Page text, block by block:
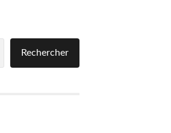
Rechercher